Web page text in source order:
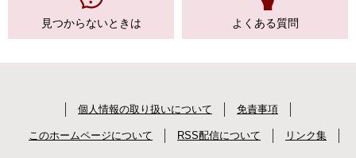
見つからないときは よくある質問
個人情報の取り扱いについて 免責事項
このホームページについて RSS配信について リンク集